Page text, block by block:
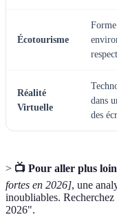
Écotourisme
Réalité
Virtuelle
dans
des
> 📺 Pour aller plus
fortes en 2026], une
inoubliables.
2026".